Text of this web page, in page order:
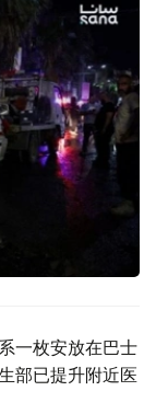
一枚安放在巴士
部已提升附近医